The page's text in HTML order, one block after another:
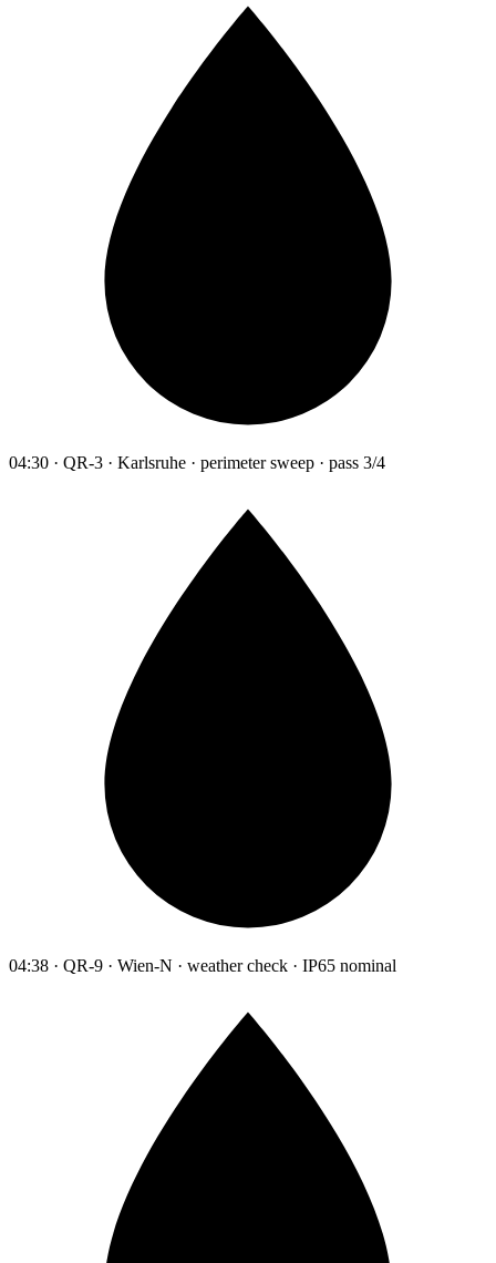
04:30 · QR-3 · Karlsruhe · perimeter sweep · pass 3/4
04:38 · QR-9 · Wien-N · weather check · IP65 nominal